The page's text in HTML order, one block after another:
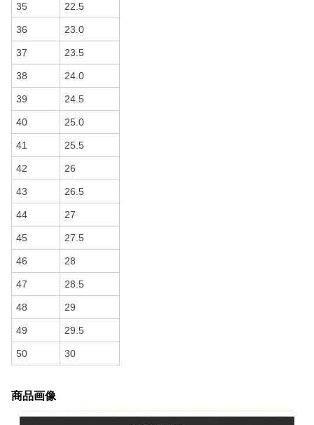
35 22.5
36 23.0
37 23.5
38 24.0
39 24.5
40 25.0
41 25.5
42 26
43 26.5
44 27
45 27.5
46 28
47 28.5
48 29
49 29.5
50 30
商品画像